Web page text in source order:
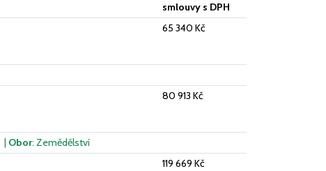
smlouvy s DPH
65 340 Kč
80 913 Kč
| Obor: Zemědělství
119 669 Kč